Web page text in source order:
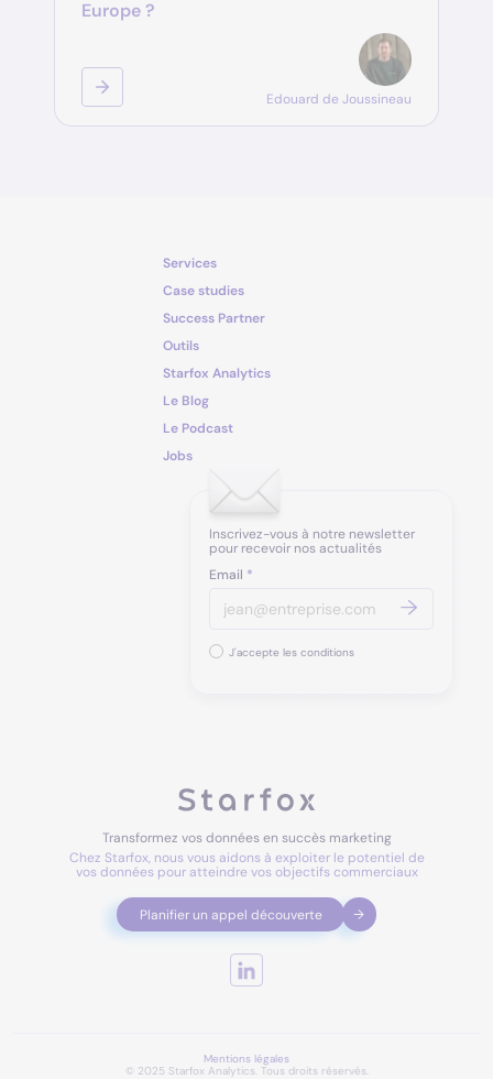
Europe ?
Edouard de Joussineau
Transformez vos données en succès marketing
Chez Starfox, nous vous aidons à exploiter le potentiel de
vos données pour atteindre vos objectifs commerciaux
Planifier un appel découverte
Services
Case studies
Success Partner
Outils
Starfox Analytics
Le Blog
Le Podcast
Jobs
Inscrivez-vous à notre newsletter
pour recevoir nos actualités
Email *
J'accepte les conditions
© 2025 Starfox Analytics. Tous droits réservés.
Mentions légales